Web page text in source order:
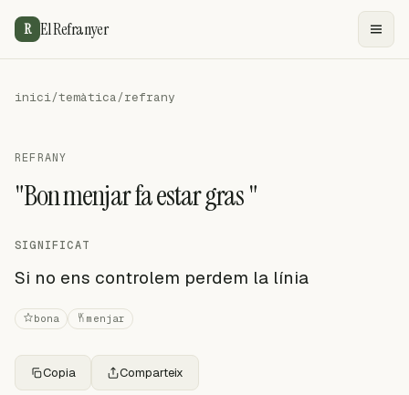
R El Refranyer
inici/temàtica/refrany
REFRANY
"Bon menjar fa estar gras "
SIGNIFICAT
Si no ens controlem perdem la línia
bona menjar
Copia Comparteix